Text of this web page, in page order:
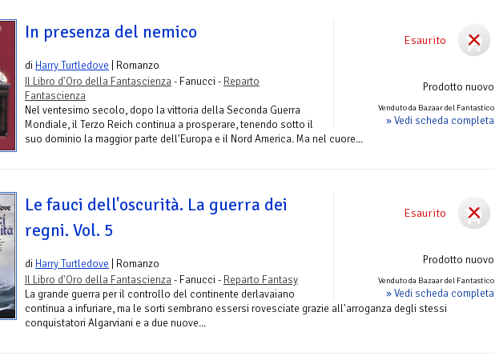
Esaurito
Prodotto nuovo
Venduto da Bazaar del Fantastico
» Vedi scheda completa
In presenza del nemico
di Harry Turtledove | Romanzo
Il Libro d'Oro della Fantascienza- Fanucci - Reparto
Fantascienza
Nel ventesimo secolo, dopo la vittoria della Seconda Guerra
Mondiale, il Terzo Reich continua a prosperare, tenendo sotto il
suo dominio la maggior parte dell'Europa e il Nord America. Ma nel cuore...
Esaurito
Prodotto nuovo
Venduto da Bazaar del Fantastico
» Vedi scheda completa
Le fauci dell'oscurità. La guerra dei
regni. Vol. 5
di Harry Turtledove | Romanzo
Il Libro d'Oro della Fantascienza- Fanucci - Reparto Fantasy
La grande guerra per il controllo del continente derlavaiano
continua a infuriare, ma le sorti sembrano essersi rovesciate grazie all'arroganza degli stessi
conquistatori Algarviani e a due nuove...